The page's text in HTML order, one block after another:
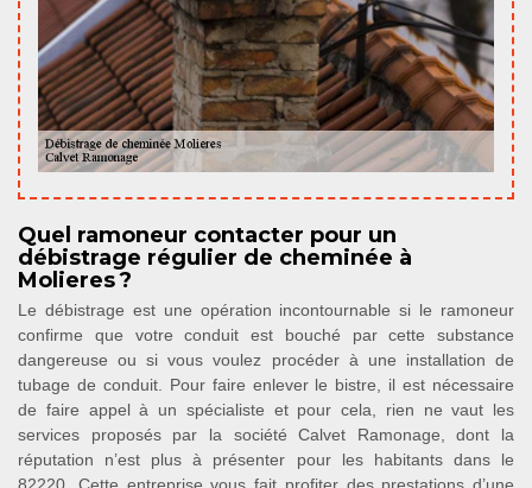
Quel ramoneur contacter pour un
débistrage régulier de cheminée à
Molieres ?
Le débistrage est une opération incontournable si le ramoneur
confirme que votre conduit est bouché par cette substance
dangereuse ou si vous voulez procéder à une installation de
tubage de conduit. Pour faire enlever le bistre, il est nécessaire
de faire appel à un spécialiste et pour cela, rien ne vaut les
services proposés par la société Calvet Ramonage, dont la
réputation n’est plus à présenter pour les habitants dans le